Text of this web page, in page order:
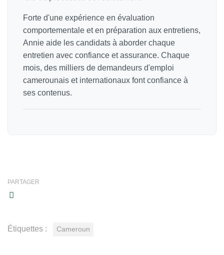
Forte d'une expérience en évaluation
comportementale et en préparation aux entretiens,
Annie aide les candidats à aborder chaque
entretien avec confiance et assurance. Chaque
mois, des milliers de demandeurs d'emploi
camerounais et internationaux font confiance à
ses contenus.
PARTAGER
Étiquettes : Cameroun